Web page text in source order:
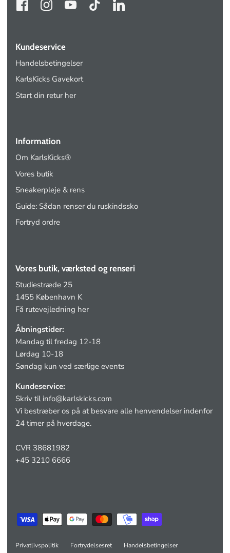
Kundeservice
Handelsbetingelser
KarlsKicks Gavekort
Start din retur her
Information
Om KarlsKicks®
Vores butik
Sneakerpleje & rens
Guide: Sådan renser du ruskindssko
Fortryd ordre
Vores butik, værksted og renseri
Studiestræde 25
1455 København K
Få rutevejledning her
Åbningstider:
Mandag til fredag 12-18
Lørdag 10-18
Søndag kun ved særlige events
Kundeservice:
Skriv til info@karlskicks.com
Vi bestræber os på at besvare alle henvendelser indenfor
24 timer på hverdage.
CVR 38681982
+45 3210 6666
Privatlivspolitik Fortrydelsesret Handelsbetingelser